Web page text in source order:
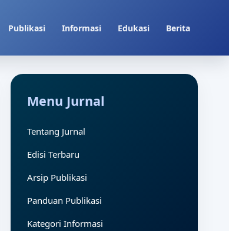
Publikasi Informasi Edukasi Berita
Menu Jurnal
Tentang Jurnal
Edisi Terbaru
Arsip Publikasi
Panduan Publikasi
Kategori Informasi